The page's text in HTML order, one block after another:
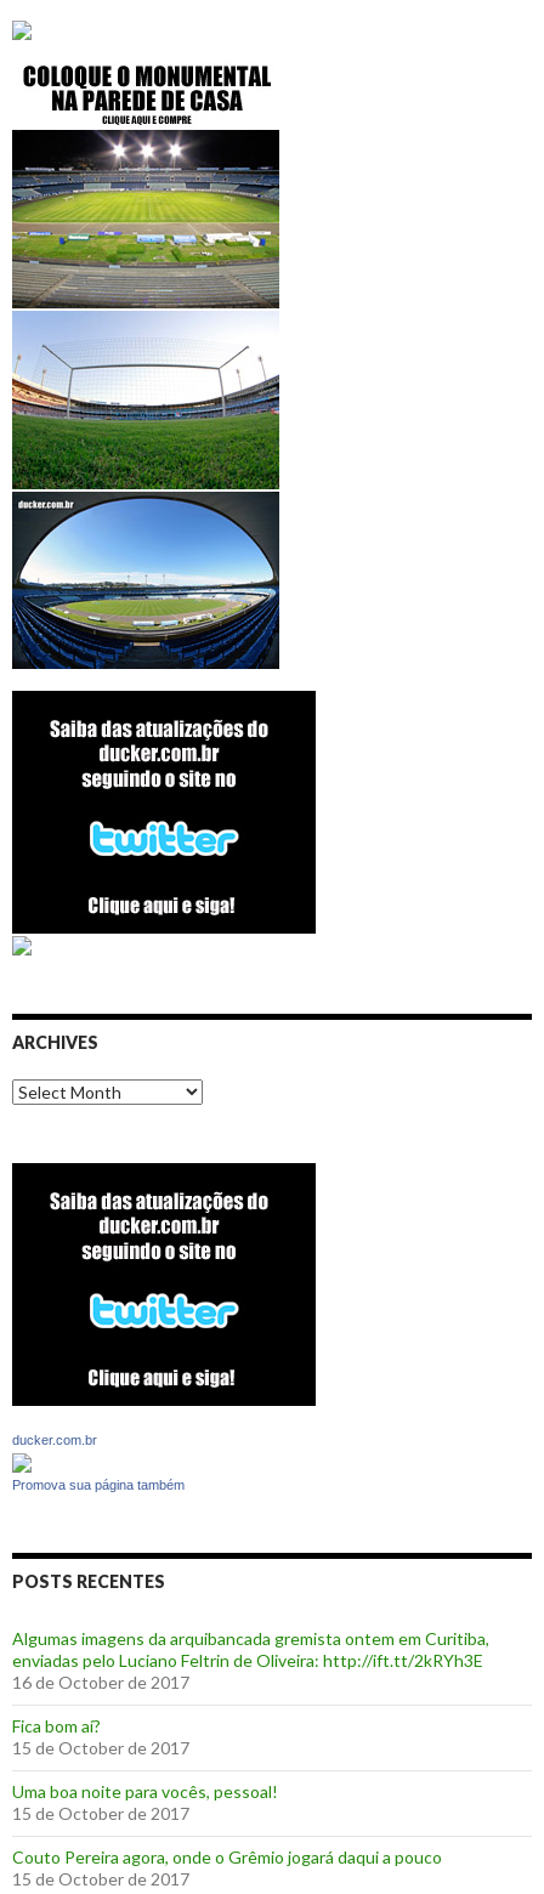
ARCHIVES
Archives
ducker.com.br
Promova sua página também
POSTS RECENTES
Algumas imagens da arquibancada gremista ontem em Curitiba,
enviadas pelo Luciano Feltrin de Oliveira: http://ift.tt/2kRYh3E
16 de October de 2017
‪Fica bom aí?‬
15 de October de 2017
Uma boa noite para vocês, pessoal!
15 de October de 2017
‪Couto Pereira agora, onde o Grêmio jogará daqui a pouco ‬
15 de October de 2017